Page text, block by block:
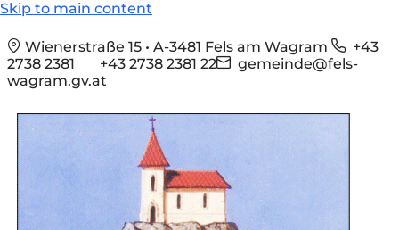
Skip to main content
Wienerstraße 15 • A-3481 Fels am Wagram
+43
2738 2381
+43 2738 2381 22
gemeinde@fels-
wagram.gv.at